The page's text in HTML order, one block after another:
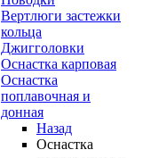
Вертлюги застежки
кольца
Джигголовки
Оснастка карповая
Оснастка
поплавочная и
донная
Назад
Оснастка